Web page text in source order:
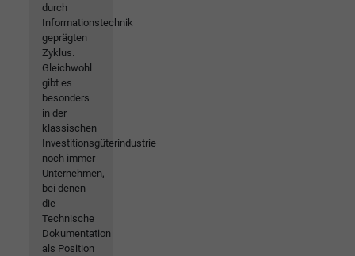
durch
Informationstechnik
geprägten
Zyklus.
Gleichwohl
gibt es
besonders
in der
klassischen
Investitionsgüterindustrie
noch immer
Unternehmen,
bei denen
die
Technische
Dokumentation
als Position